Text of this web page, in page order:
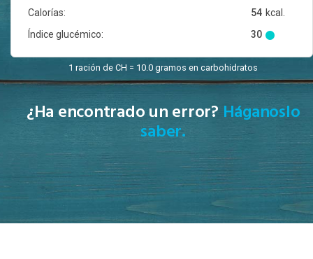
Calorías:
kcal.
54
Índice glucémico:
30
1 ración de CH = 10.0 gramos en carbohidratos
¿Ha encontrado un error? Háganoslo
saber.